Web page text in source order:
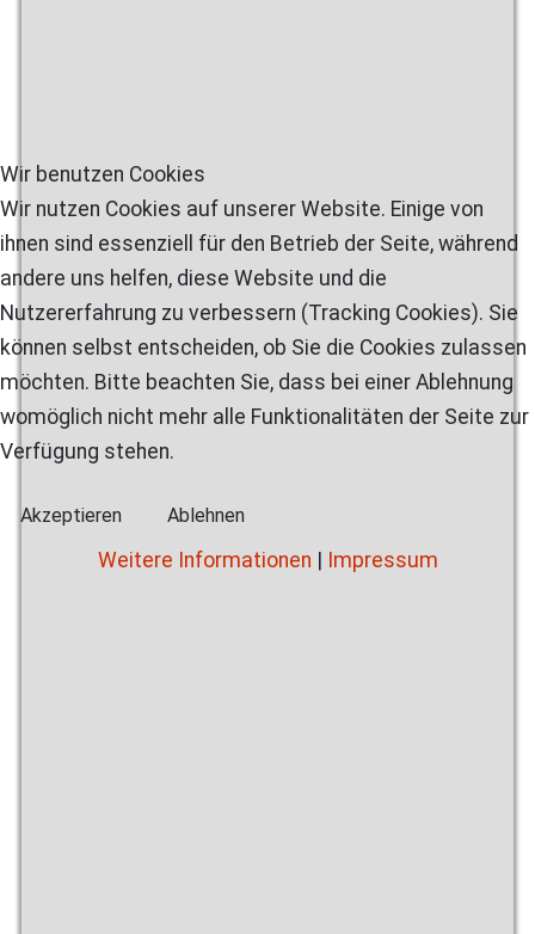
Wir benutzen Cookies
Wir nutzen Cookies auf unserer Website. Einige von
ihnen sind essenziell für den Betrieb der Seite, während
andere uns helfen, diese Website und die
Nutzererfahrung zu verbessern (Tracking Cookies). Sie
können selbst entscheiden, ob Sie die Cookies zulassen
möchten. Bitte beachten Sie, dass bei einer Ablehnung
womöglich nicht mehr alle Funktionalitäten der Seite zur
Verfügung stehen.
Akzeptieren Ablehnen
Weitere Informationen | Impressum